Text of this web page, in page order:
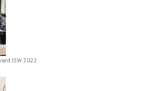
ISW 2022